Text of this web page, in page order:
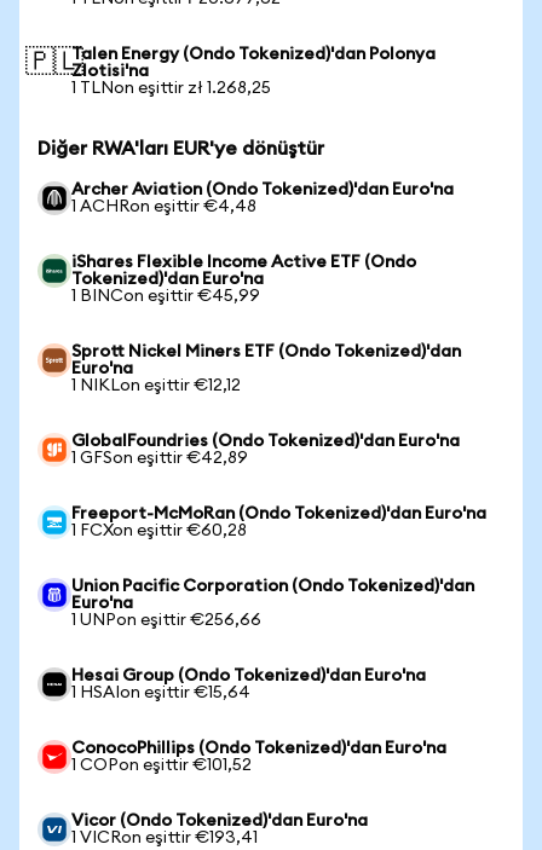
🇵🇱Talen Energy (Ondo Tokenized)'dan Polonya
Zlotisi'na
1 TLNon eşittir zł 1.268,25
Diğer RWA'ları EUR'ye dönüştür
Archer Aviation (Ondo Tokenized)'dan Euro'na
1 ACHRon eşittir €4,48
iShares Flexible Income Active ETF (Ondo
Tokenized)'dan Euro'na
1 BINCon eşittir €45,99
Sprott Nickel Miners ETF (Ondo Tokenized)'dan
Euro'na
1 NIKLon eşittir €12,12
GlobalFoundries (Ondo Tokenized)'dan Euro'na
1 GFSon eşittir €42,89
Freeport-McMoRan (Ondo Tokenized)'dan Euro'na
1 FCXon eşittir €60,28
Union Pacific Corporation (Ondo Tokenized)'dan
Euro'na
1 UNPon eşittir €256,66
Hesai Group (Ondo Tokenized)'dan Euro'na
1 HSAIon eşittir €15,64
ConocoPhillips (Ondo Tokenized)'dan Euro'na
1 COPon eşittir €101,52
Vicor (Ondo Tokenized)'dan Euro'na
1 VICRon eşittir €193,41